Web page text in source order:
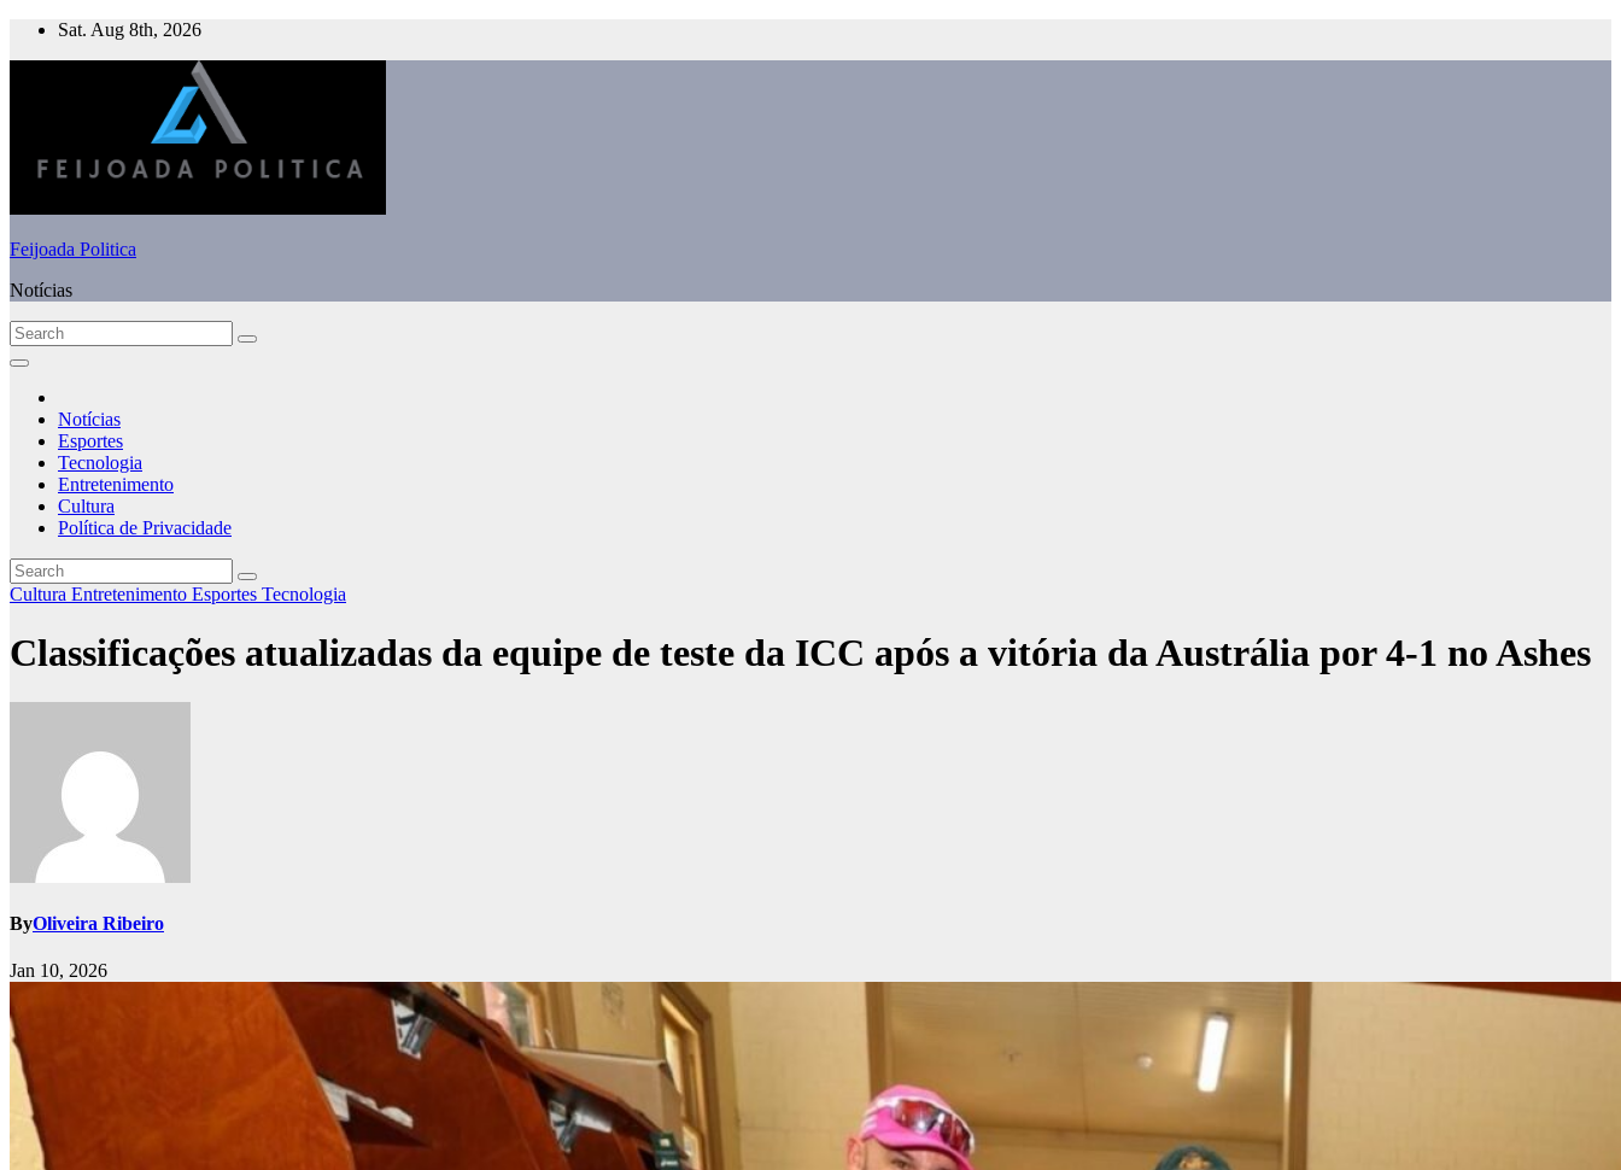
Skip
Sat. Aug 8th, 2026
Feijoada Politica
Notícias
Notícias
Esportes
Tecnologia
Entretenimento
Cultura
Política de Privacidade
Cultura Entretenimento Esportes Tecnologia
Classificações atualizadas da equipe de teste da ICC após a vitória da Austrália por 4-1 no Ashes
ByOliveira Ribeiro
Jan 10, 2026